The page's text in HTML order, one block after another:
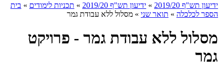
ידיעון תש"ף 2019/20 » ידיעון תש"ף 2019/20 » תכניות לימודים » בית
הספר לכלכלה » תואר שני » מסלול ללא עבודת גמר
מסלול ללא עבודת גמר - פרויקט
גמר